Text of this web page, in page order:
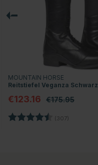
MOUNTAIN HORSE
Reitstiefel Veganza Schwarz
€123.16 €175.95
Bewertung: (307)